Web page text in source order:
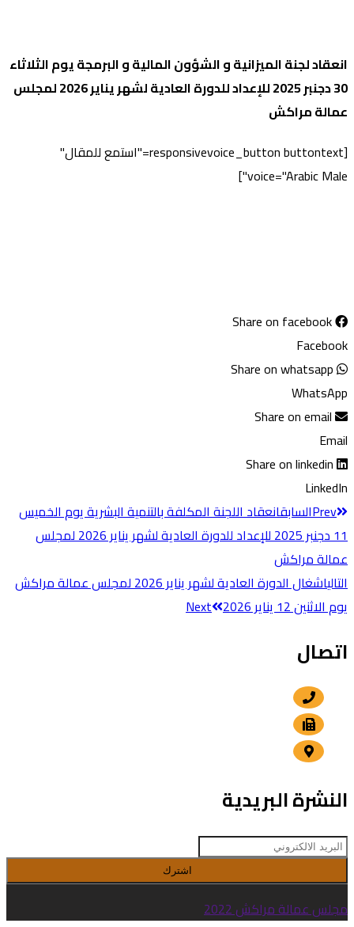
انعقاد لجنة الميزانية و الشؤون المالية و البرمجة ​يوم الثلاثاء
30 دجنبر 2025 للإعداد للدورة العادية لشهر يناير 2026 لمجلس
عمالة مراكش
[responsivevoice_button buttontext="استمع للمقال"
voice="Arabic Male"]
Share on facebook
Facebook
Share on whatsapp
WhatsApp
Share on email
Email
Share on linkedin
LinkedIn
Prevالسابقانعقاد اللجنة المكلفة بالتنمية البشرية ​يوم الخميس
11 دجنبر 2025 للإعداد للدورة العادية لشهر يناير 2026 لمجلس
عمالة مراكش
التالي
اشغال الدورة العادية لشهر يناير 2026 لمجلس عمالة مراكش
يوم الاثنين 12 يناير 2026
Next
اتصال
النشرة البريدية
اشترك
مجلس عمالة مراكش 2022